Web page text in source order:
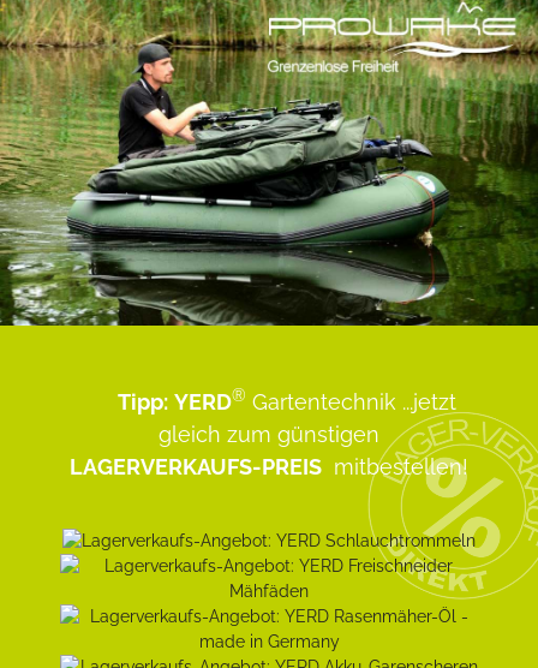
Tipp: YERD® Gartentechnik ...jetzt
gleich zum günstigen
LAGERVERKAUFS-PREIS mitbestellen!